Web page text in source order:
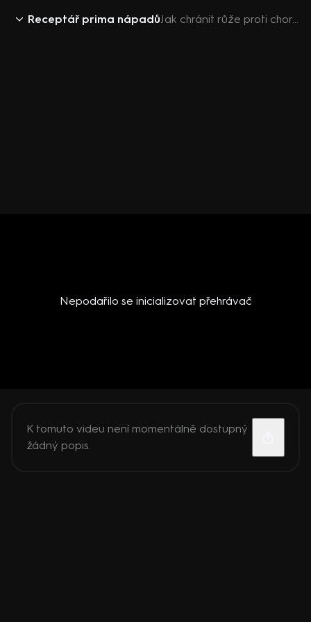
Receptář prima nápadů Jak chránit růže proti chorobám a škůdcům
Nepodařilo se inicializovat přehrávač
K tomuto videu není momentálně dostupný
žádný popis.